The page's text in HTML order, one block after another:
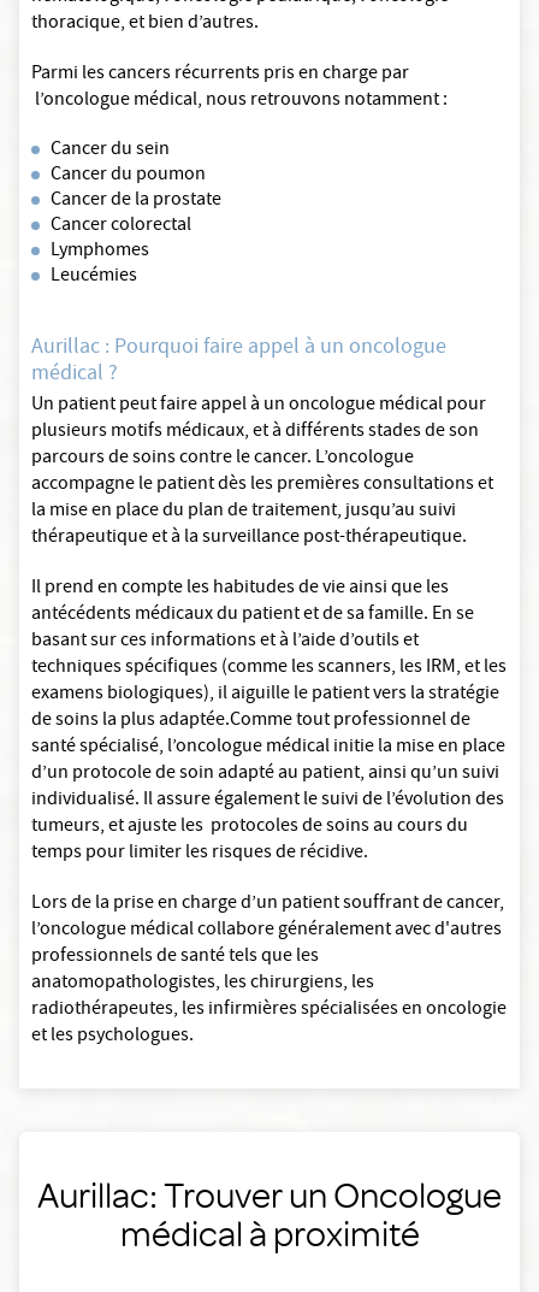
thoracique, et bien d’autres.
Parmi les cancers récurrents pris en charge par
l’oncologue médical, nous retrouvons notamment :
Cancer du sein
Cancer du poumon
Cancer de la prostate
Cancer colorectal
Lymphomes
Leucémies
Aurillac : Pourquoi faire appel à un oncologue
médical ?
Un patient peut faire appel à un oncologue médical pour
plusieurs motifs médicaux, et à différents stades de son
parcours de soins contre le cancer. L’oncologue
accompagne le patient dès les premières consultations et
la mise en place du plan de traitement, jusqu’au suivi
thérapeutique et à la surveillance post-thérapeutique.
Il prend en compte les habitudes de vie ainsi que les
antécédents médicaux du patient et de sa famille. En se
basant sur ces informations et à l’aide d’outils et
techniques spécifiques (comme les scanners, les IRM, et les
examens biologiques), il aiguille le patient vers la stratégie
de soins la plus adaptée.Comme tout professionnel de
santé spécialisé, l’oncologue médical initie la mise en place
d’un protocole de soin adapté au patient, ainsi qu’un suivi
individualisé. Il assure également le suivi de l’évolution des
tumeurs, et ajuste les protocoles de soins au cours du
temps pour limiter les risques de récidive.
Lors de la prise en charge d’un patient souffrant de cancer,
l’oncologue médical collabore généralement avec d'autres
professionnels de santé tels que les
anatomopathologistes, les chirurgiens, les
radiothérapeutes, les infirmières spécialisées en oncologie
et les psychologues.
Aurillac: Trouver un Oncologue
médical à proximité